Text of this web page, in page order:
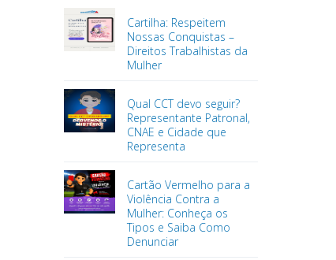
Cartilha: Respeitem
Nossas Conquistas –
Direitos Trabalhistas da
Mulher
Qual CCT devo seguir?
Representante Patronal,
CNAE e Cidade que
Representa
Cartão Vermelho para a
Violência Contra a
Mulher: Conheça os
Tipos e Saiba Como
Denunciar